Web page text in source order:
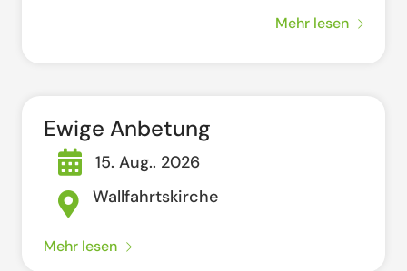
Mehr lesen
Ewige Anbetung
15. Aug.. 2026
Wallfahrtskirche
Mehr lesen